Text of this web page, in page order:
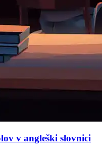
v angleški slovnici